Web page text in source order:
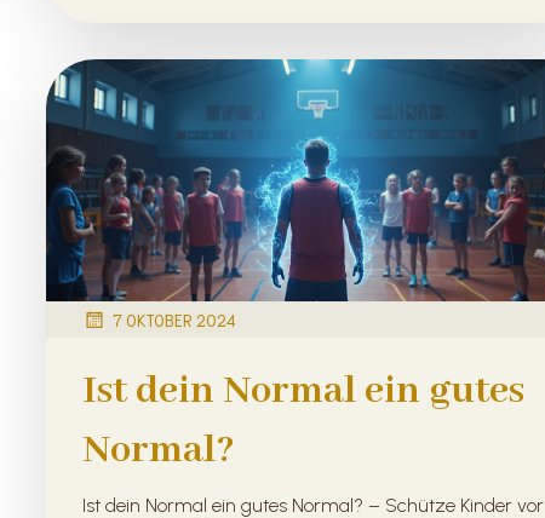
7 OKTOBER 2024
Ist dein Normal ein gutes
Normal?
Ist dein Normal ein gutes Normal? – Schütze Kinder vor